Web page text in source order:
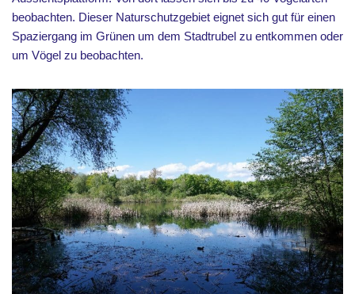
beobachten. Dieser Naturschutzgebiet eignet sich gut für einen
Spaziergang im Grünen um dem Stadtrubel zu entkommen oder
um Vögel zu beobachten.